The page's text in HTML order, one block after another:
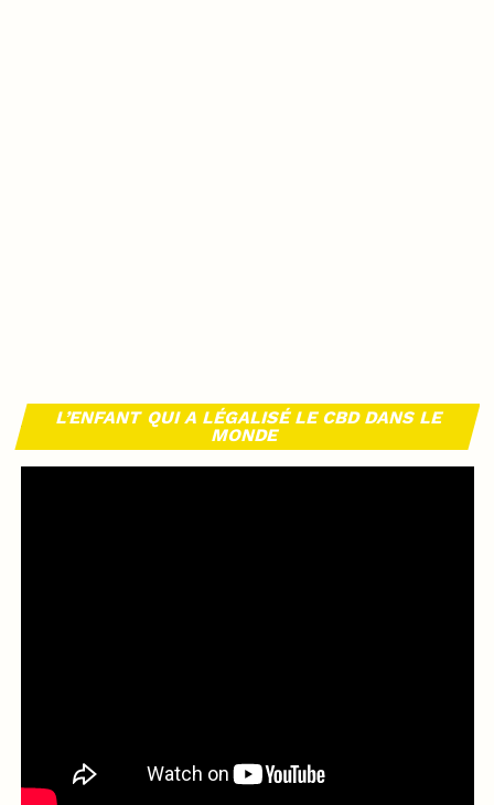
L’ENFANT QUI A LÉGALISÉ LE CBD DANS LE
MONDE